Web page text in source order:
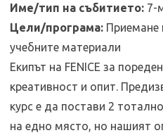
Име/тип на събитието: 7-
Цели/програма: Приемане
учебните материали
Екипът на FENICE за
креативност и опит.
курс е да постави 2
на едно място, но нашият